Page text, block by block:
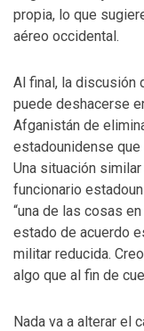
propia, lo que
aéreo occidental.
Al final, la discusión
puede deshacerse
Afganistán de
estadounidense
Una situación
funcionario
“una de las cosas
estado de acuerdo
militar reducida.
algo que al fin de
Nada va a alterar el